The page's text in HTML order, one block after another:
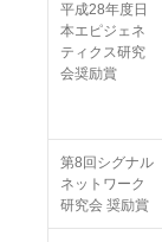
平成28年度日
本エピジェネ
ティクス研究
会奨励賞
第8回シグナル
ネットワーク
研究会 奨励賞